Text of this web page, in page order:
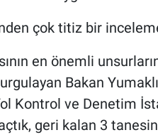
çok titiz bir
en önemli
Bakan
Kontrol ve Denetim
geri kalan 3